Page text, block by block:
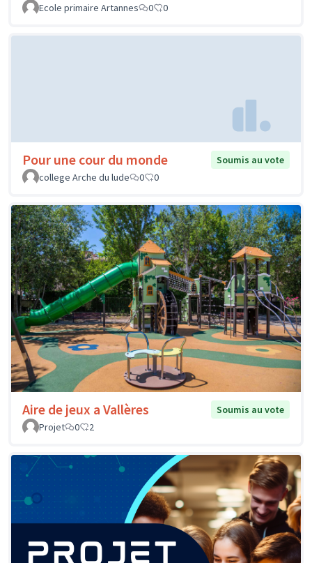
Ecole primaire Artannes
0 0
Pour une cour du monde
Soumis au vote
college Arche du lude
0 0
Aire de jeux a Vallères
Soumis au vote
Projet
0 2